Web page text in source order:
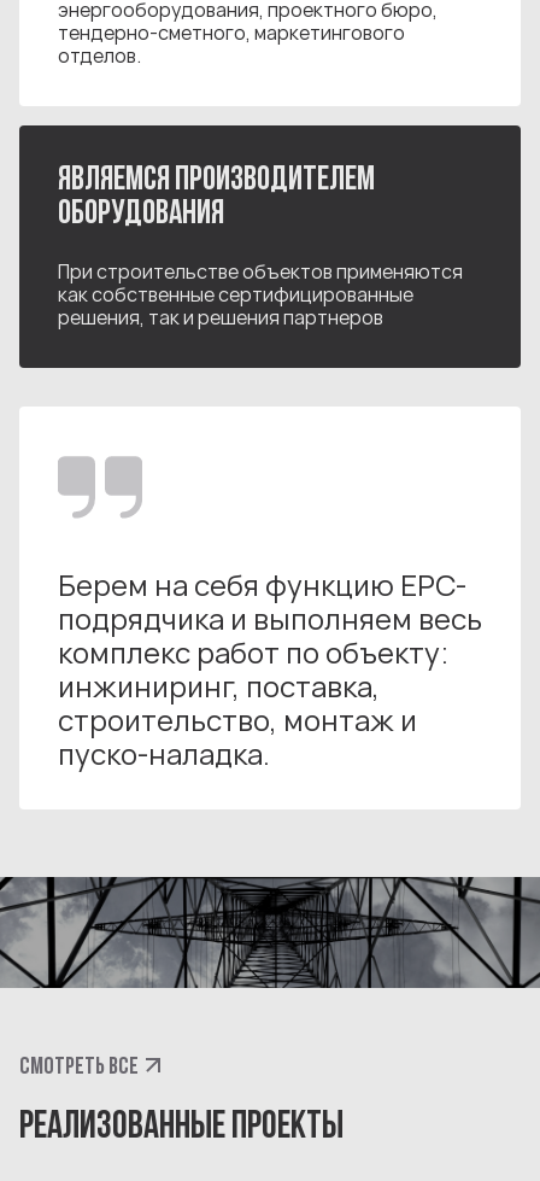
энергооборудования, проектного бюро,
тендерно-сметного, маркетингового
отделов.
ЯВЛЯЕМСЯ ПРОИЗВОДИТЕЛЕМ
ОБОРУДОВАНИЯ
При строительстве объектов применяются
как собственные сертифицированные
решения, так и решения партнеров
Берем на себя функцию ЕРС-
подрядчика и выполняем весь
комплекс работ по объекту:
инжиниринг, поставка,
строительство, монтаж и
пуско-наладка.
СМОТРЕТЬ ВСЕ
РЕАЛИЗОВАННЫЕ ПРОЕКТЫ